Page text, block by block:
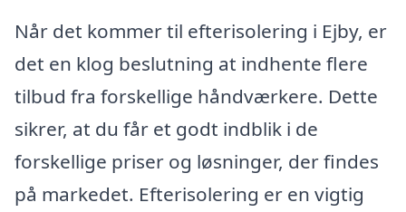
Når det kommer til efterisolering i Ejby, er
det en klog beslutning at indhente flere
tilbud fra forskellige håndværkere. Dette
sikrer, at du får et godt indblik i de
forskellige priser og løsninger, der findes
på markedet. Efterisolering er en vigtig